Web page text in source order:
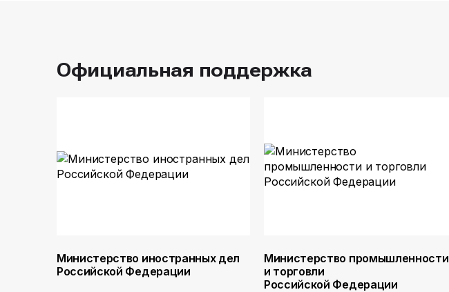
Официальная поддержка
Министерство иностранных дел
Российской Федерации
Министерство промышленности
и торговли
Российской Федерации